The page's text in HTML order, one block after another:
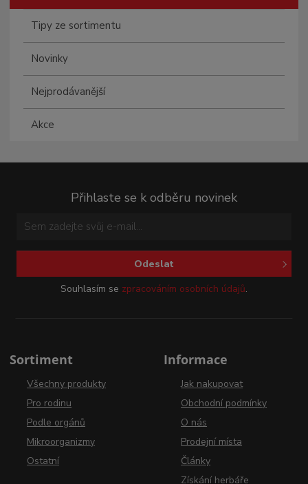
Tipy ze sortimentu
Novinky
Nejprodávanější
Akce
Přihlaste se k odběru novinek
Odeslat
Souhlasím se zpracováním osobních údajů.
Sortiment
Všechny produkty
Pro rodinu
Podle orgánů
Mikroorganizmy
Ostatní
Informace
Jak nakupovat
Obchodní podmínky
O nás
Prodejní místa
Články
Získání herbáře